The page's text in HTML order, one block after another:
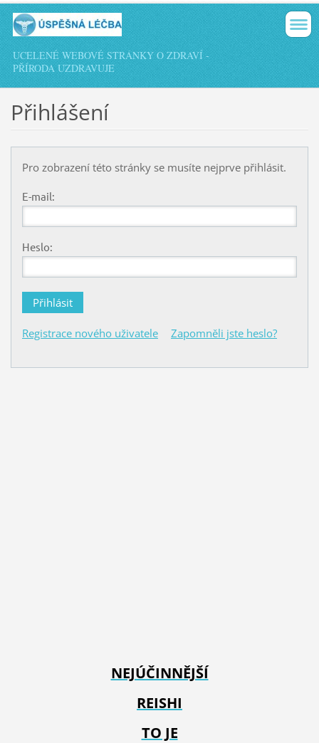
UCELENÉ WEBOVÉ STRÁNKY O ZDRAVÍ -
PŘÍRODA UZDRAVUJE
Přihlášení
Pro zobrazení této stránky se musíte nejprve přihlásit.
E-mail:
Heslo:
Registrace nového uživatele Zapomněli jste heslo?
NEJÚČINNĚJŠÍ
REISHI
TO JE